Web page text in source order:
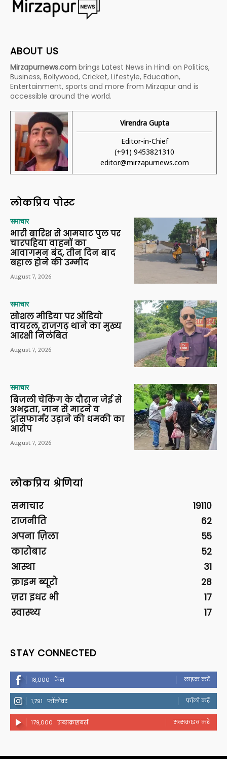
ABOUT US
Mirzapurnews.com brings Latest News in Hindi on Politics,
Business, Bollywood, Cricket, Lifestyle, Education,
Entertainment, sports and more from Mirzapur and is
accessible around the world.
Virendra Gupta
Editor-in-Chief
(+91) 9453821310
editor@mirzapurnews.com
लोकप्रिय पोस्ट
समाचार
भारी बारिश से आमघाट पुल पर
चारपहिया वाहनों का
आवागमन बंद, तीन दिन बाद
बहाल होने की उम्मीद
August 7, 2026
समाचार
सोशल मीडिया पर ऑडियो
वायरल, राजगढ़ थाने का मुख्य
आरक्षी निलंबित
August 7, 2026
समाचार
बिजली चेकिंग के दौरान जेई से
अभद्रता, जान से मारने व
ट्रांसफार्मर उड़ाने की धमकी का
आरोप
August 7, 2026
लोकप्रिय श्रेणियां
समाचार
19110
राजनीति
62
अपना ज़िला
55
कारोबार
52
आस्था
31
क्राइम ब्यूरो
28
ज़रा इधर भी
17
स्वास्थ्य
17
STAY CONNECTED
18,000 फैंस लाइक करें
1,791 फॉलोवर फॉलो करें
179,000 सब्सक्राइबर्स सब्सक्राइब करें